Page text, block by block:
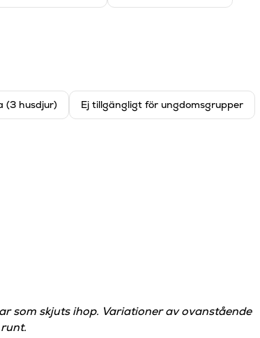
(3 husdjur) Ej tillgängligt för ungdomsgrupper
som skjuts ihop. Variationer av ovanstående